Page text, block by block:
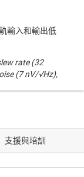
輸入和輸出低
rate (32
(7 nV/√Hz),